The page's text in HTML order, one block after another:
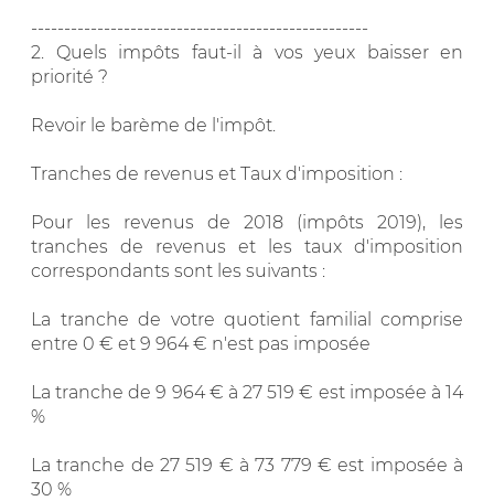
---------------------------------------------------
2. Quels impôts faut-il à vos yeux baisser en
priorité ?
Revoir le barème de l'impôt.
Tranches de revenus et Taux d'imposition :
Pour les revenus de 2018 (impôts 2019), les
tranches de revenus et les taux d'imposition
correspondants sont les suivants :
La tranche de votre quotient familial comprise
entre 0 € et 9 964 € n'est pas imposée
La tranche de 9 964 € à 27 519 € est imposée à 14
%
La tranche de 27 519 € à 73 779 € est imposée à
30 %